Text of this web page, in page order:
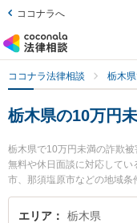
ココナラへ
ココナラ法律相談 栃木
栃木県の10万円
栃木県で10万円未満の詐欺
無料や休日面談に対応して
市、那須塩原市などの地域
関係する投資詐欺や副業詐
便利です。特にベリーベス
エリア 栃木県